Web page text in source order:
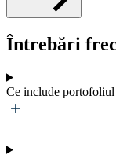
Întrebări
Ce include portofoliul